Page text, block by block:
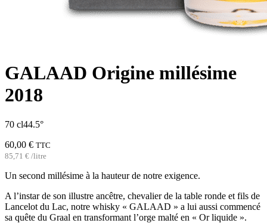
GALAAD Origine millésime
2018
70 cl44.5°
60,00 € TTC
85,71 € /litre
Un second millésime à la hauteur de notre exigence.
A l’instar de son illustre ancêtre, chevalier de la table ronde et fils de
Lancelot du Lac, notre whisky « GALAAD » a lui aussi commencé
sa quête du Graal en transformant l’orge malté en « Or liquide ».